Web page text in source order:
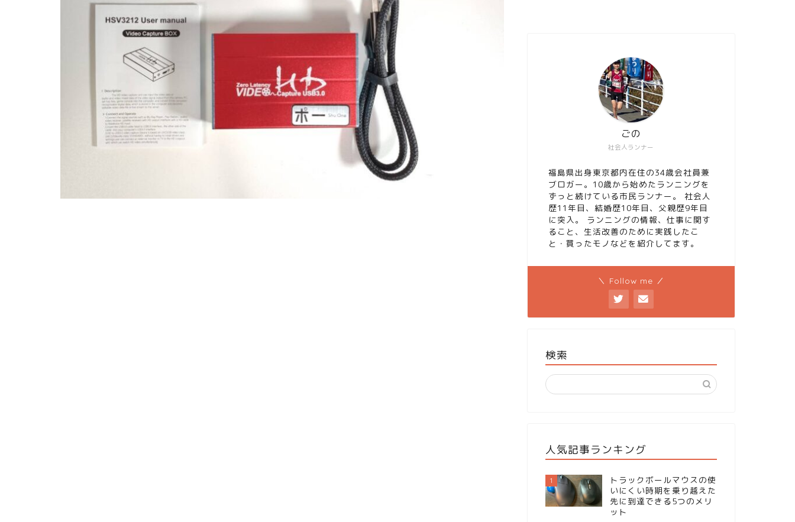
社会人ランナー
ごの
福島県出身東京都内在住の34歳会社員兼
ブロガー。10歳から始めたランニングを
ずっと続けている市民ランナー。 社会人
歴11年目、結婚歴10年目、父親歴9年目
に突入。 ランニングの情報、仕事に関す
ること、生活改善のために実践したこ
と・買ったモノなどを紹介してます。
＼ Follow me ／
検索
人気記事ランキング
1
トラックボールマウスの使
いにくい時期を乗り越えた
先に到達できる5つのメリ
ット